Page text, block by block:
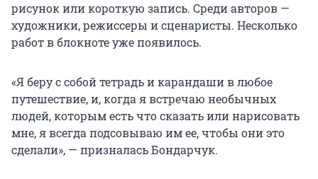
рисунок или короткую запись. Среди авторов —
художники, режиссеры и сценаристы. Несколько
работ в блокноте уже появилось.
«Я беру с собой тетрадь и карандаши в любое
путешествие, и, когда я встречаю необычных
людей, которым есть что сказать или нарисовать
мне, я всегда подсовываю им ее, чтобы они это
сделали», — призналась Бондарчук.